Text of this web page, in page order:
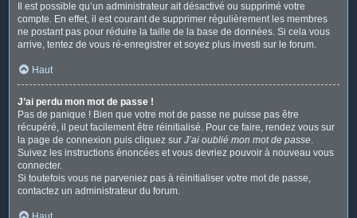
Il est possible qu’un administrateur ait désactivé ou supprimé votre
compte. En effet, il est courant de supprimer régulièrement les membres
ne postant pas pour réduire la taille de la base de données. Si cela vous
arrive, tentez de vous ré-enregistrer et soyez plus investi sur le forum.
Haut
J’ai perdu mon mot de passe !
Pas de panique ! Bien que votre mot de passe ne puisse pas être
récupéré, il peut facilement être réinitialisé. Pour ce faire, rendez vous sur
la page de connexion puis cliquez sur J’ai oublié mon mot de passe.
Suivez les instructions énoncées et vous devriez pouvoir à nouveau vous
connecter.
Si toutefois vous ne parveniez pas à réinitialiser votre mot de passe,
contactez un administrateur du forum.